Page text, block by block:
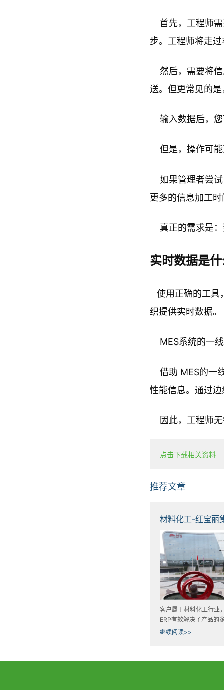
首先，工程师需
步。工程师将走
然后，需要将信
送。但更常见的
输入数据后，您
但是，操作可能
如果管理者尝试
更多的信息加工
真正的需求是：
实时数据是
使用正确的工具
织提供实时数据。
MES系统的一
借助 MES的一
性能信息。通过
因此，工程师无
点击下载相关资料
推荐文章
客户属于材料化工行业
ERP有效解决了产品的
理、质量追溯问题、化
继续阅读>>